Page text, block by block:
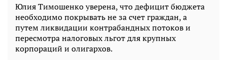
Юлия Тимошенко уверена, что дефицит бюджета
необходимо покрывать не за счет граждан, а
путем ликвидации контрабандных потоков и
пересмотра налоговых льгот для крупных
корпораций и олигархов.